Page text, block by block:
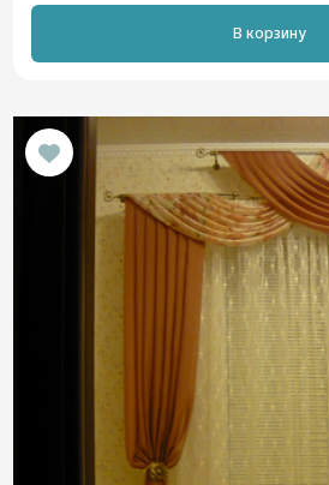
В корзину